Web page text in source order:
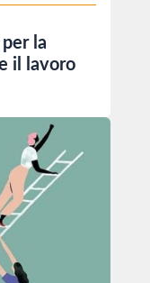
la
il lavoro